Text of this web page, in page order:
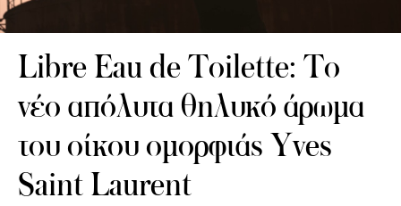
Libre Eau de Toilette: Το
νέο απόλυτα θηλυκό άρωμα
του οίκου ομορφιάς Yves
Saint Laurent